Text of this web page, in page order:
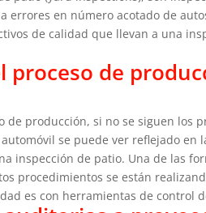
errores en número acotado de
de calidad que llevan a una
proceso de
de producción, si no se siguen los
se puede ver reflejado en
inspección de patio. Una de las
procedimientos se están
es con herramientas de control